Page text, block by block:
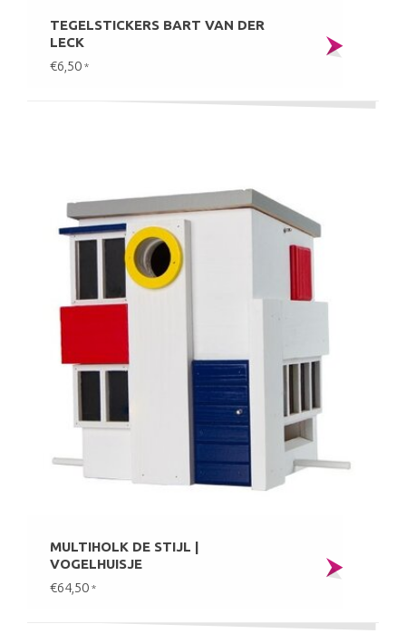
TEGELSTICKERS BART VAN DER
LECK
€6,50 *
MULTIHOLK DE STIJL |
VOGELHUISJE
€64,50 *